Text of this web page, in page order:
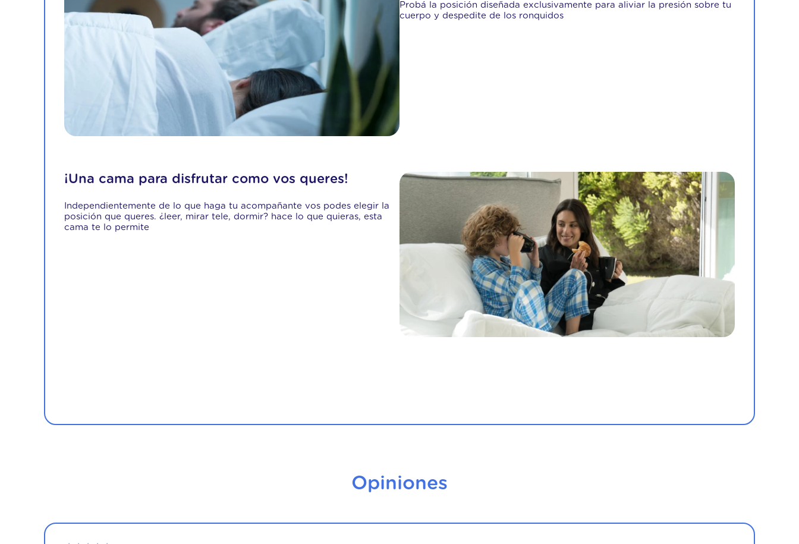
Probá la posición diseñada exclusivamente para aliviar la presión sobre tu
cuerpo y despedite de los ronquidos
¡Una cama para disfrutar como vos queres!
Independientemente de lo que haga tu acompañante vos podes elegir la
posición que queres. ¿leer, mirar tele, dormir? hace lo que quieras, esta
cama te lo permite
Opiniones